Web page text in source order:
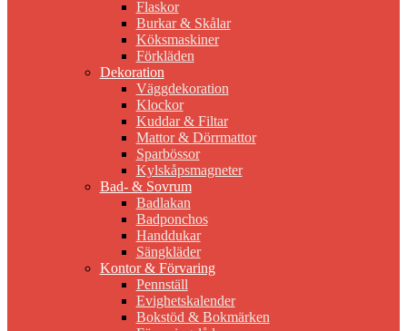
Flaskor
Burkar & Skålar
Köksmaskiner
Förkläden
Dekoration
Väggdekoration
Klockor
Kuddar & Filtar
Mattor & Dörrmattor
Sparbössor
Kylskåpsmagneter
Bad- & Sovrum
Badlakan
Badponchos
Handdukar
Sängkläder
Kontor & Förvaring
Pennställ
Evighetskalender
Bokstöd & Bokmärken